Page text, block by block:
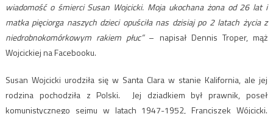
wiadomość o śmierci Susan Wojcicki. Moja ukochana żona od 26 lat i
matka pięciorga naszych dzieci opuściła nas dzisiaj po 2 latach życia z
niedrobnokomórkowym rakiem płuc”– napisał Dennis Troper, mąż
Wojcickiej na Facebooku.
Susan Wojcicki urodziła się w Santa Clara w stanie Kalifornia, ale jej
rodzina pochodziła z Polski. Jej dziadkiem był prawnik, poseł
komunistycznego sejmu w latach 1947-1952, Franciszek Wójcicki.